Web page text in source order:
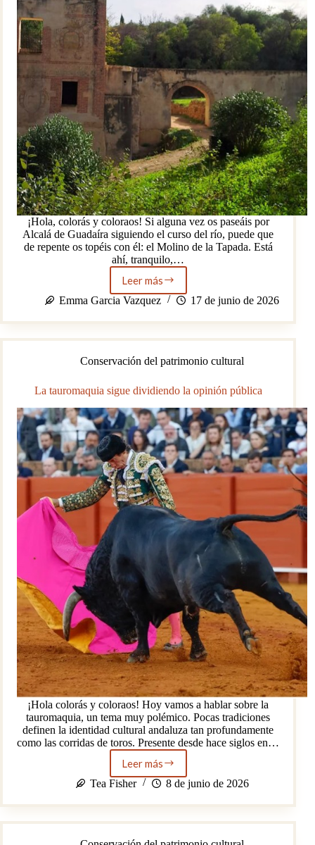
¡Hola, colorás y coloraos! Si alguna vez os paseáis por
Alcalá de Guadaíra siguiendo el curso del río, puede que
de repente os topéis con él: el Molino de la Tapada. Está
ahí, tranquilo,…
Leer más
¿Quién
fue
tapada?
La
que
nombre
un
molino
del
Guadaíra
Emma Garcia Vazquez 17 de junio de 2026
Conservación del patrimonio cultural
La tauromaquia sigue dividiendo la opinión pública
¡Hola colorás y coloraos! Hoy vamos a hablar sobre la
tauromaquia, un tema muy polémico. Pocas tradiciones
definen la identidad cultural andaluza tan profundamente
como las corridas de toros. Presente desde hace siglos en…
Leer más
La
tauromaquia
dividiendo
la
Tea Fisher 8 de junio de 2026